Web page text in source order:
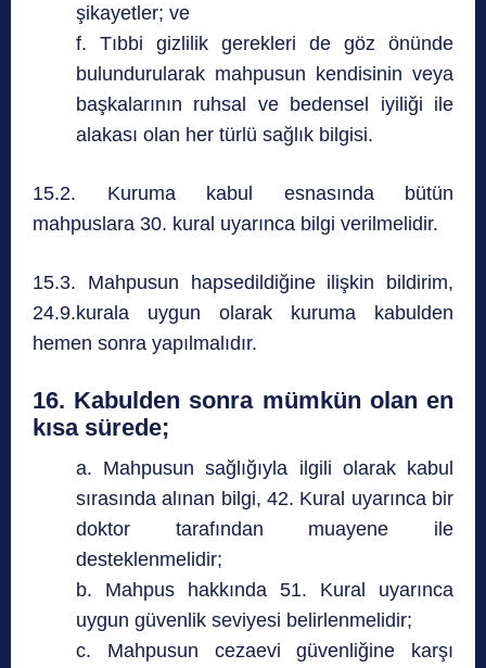
şikayetler; ve
f. Tıbbi gizlilik gerekleri de göz önünde
bulundurularak mahpusun kendisinin veya
başkalarının ruhsal ve bedensel iyiliği ile
alakası olan her türlü sağlık bilgisi.
15.2. Kuruma kabul esnasında bütün
mahpuslara 30. kural uyarınca bilgi verilmelidir.
15.3. Mahpusun hapsedildiğine ilişkin bildirim,
24.9.kurala uygun olarak kuruma kabulden
hemen sonra yapılmalıdır.
16. Kabulden sonra mümkün olan en
kısa sürede;
a. Mahpusun sağlığıyla ilgili olarak kabul
sırasında alınan bilgi, 42. Kural uyarınca bir
doktor tarafından muayene ile
desteklenmelidir;
b. Mahpus hakkında 51. Kural uyarınca
uygun güvenlik seviyesi belirlenmelidir;
c. Mahpusun cezaevi güvenliğine karşı